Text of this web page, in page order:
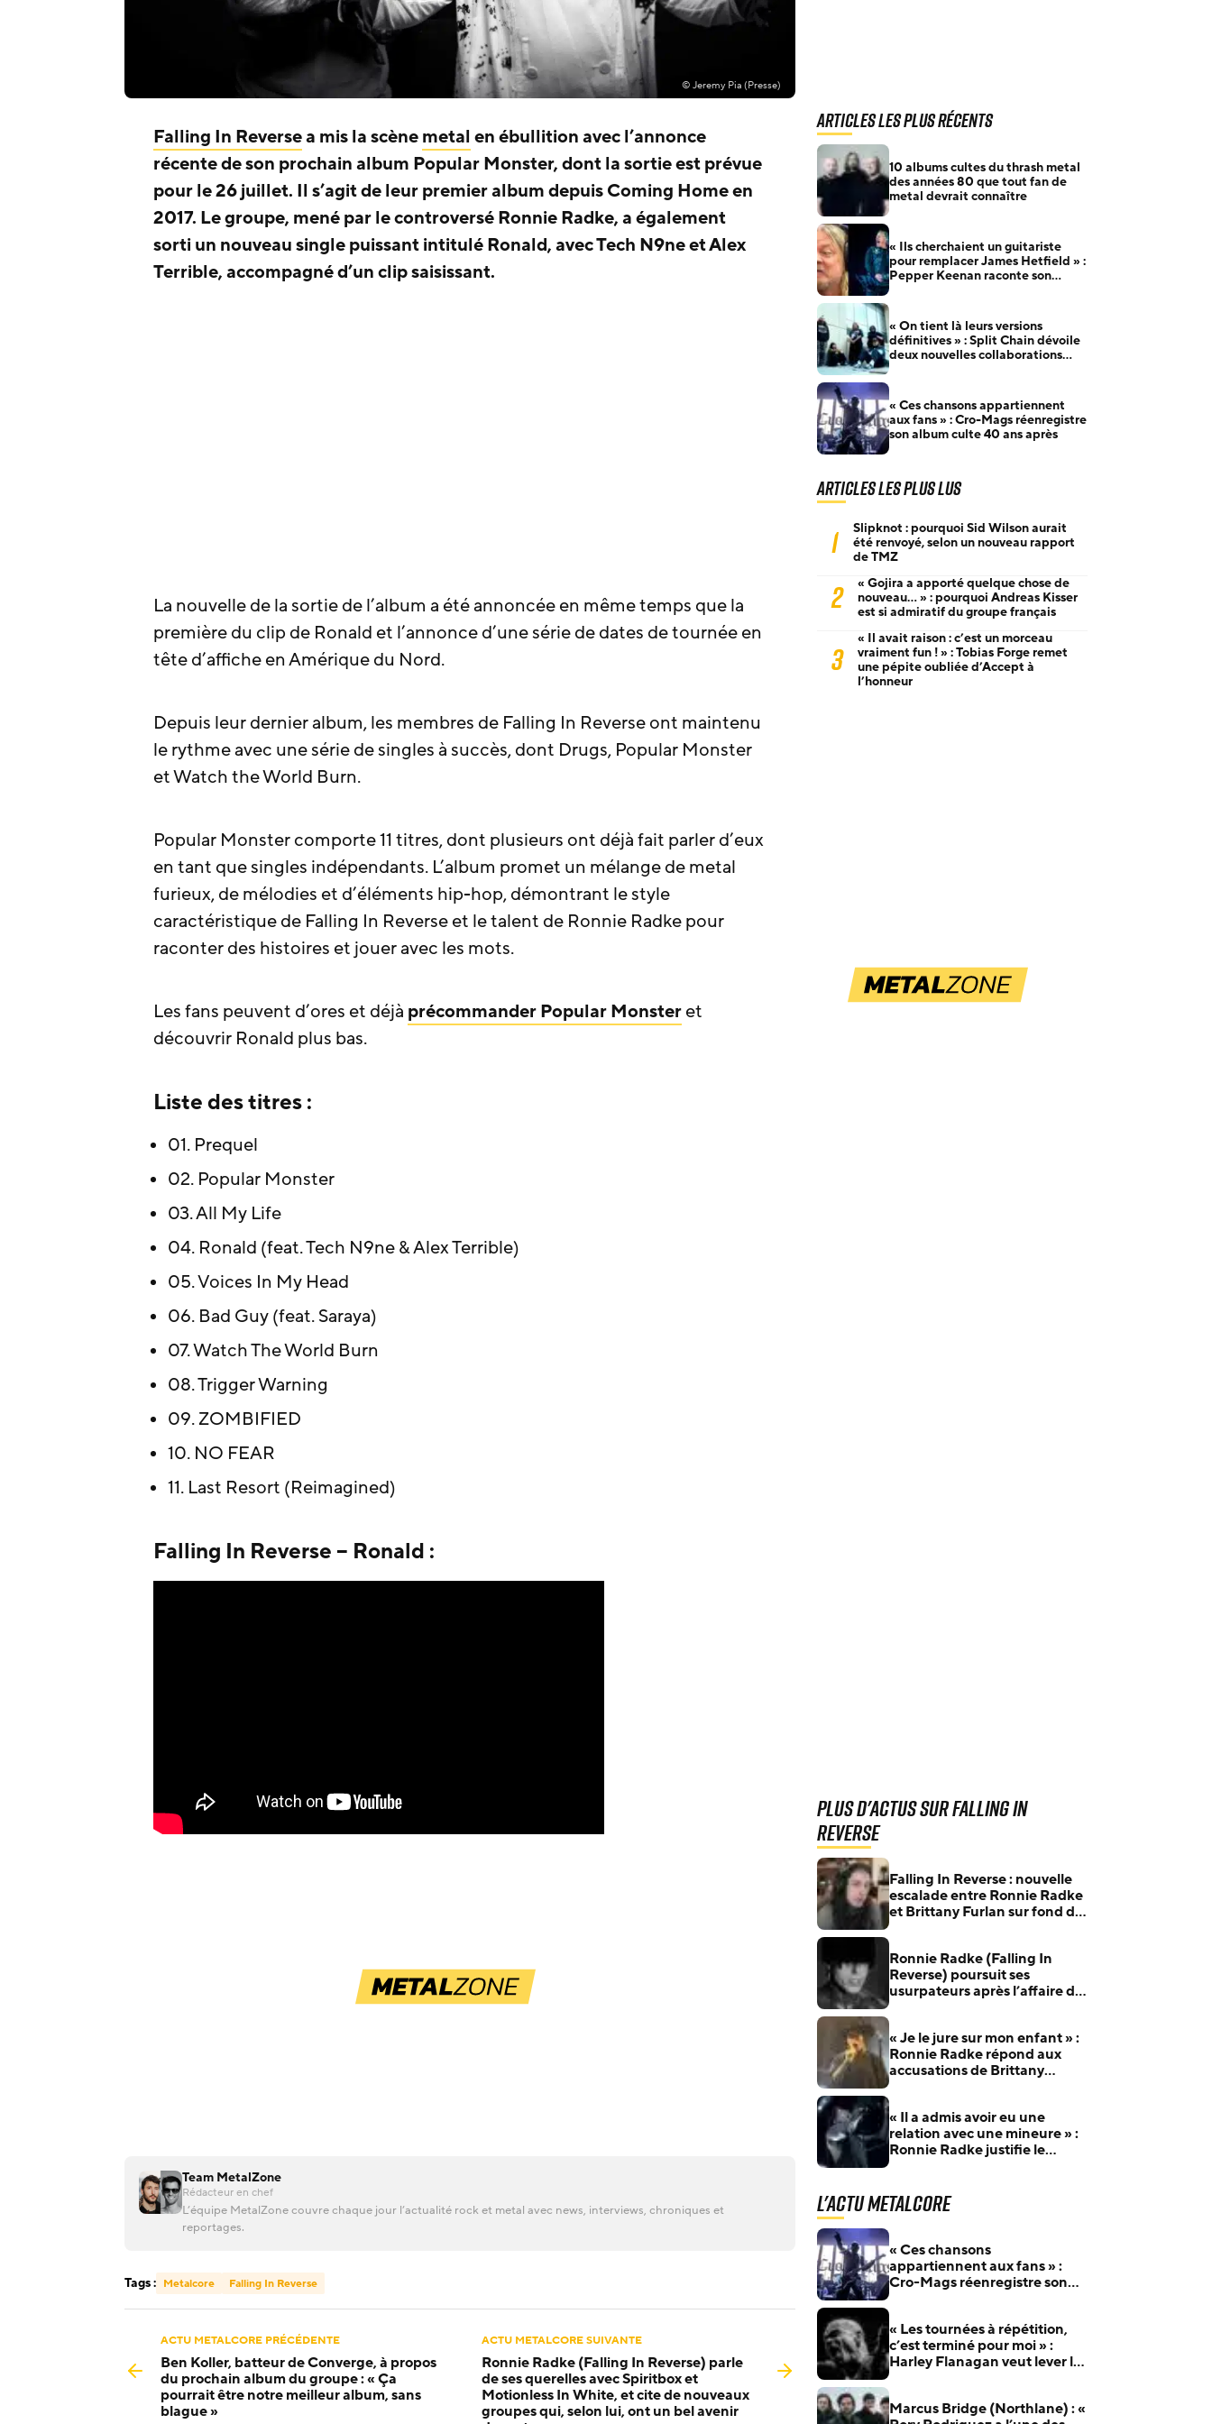
© Jeremy Pia (Presse)
Falling In Reversea mis la scènemetal en ébullition avec l’annonce
récente de son prochain album Popular Monster, dont la sortie est prévue
pour le 26 juillet. Il s’agit de leur premier album depuis Coming Home en
2017. Le groupe, mené par le controversé Ronnie Radke, a également
sorti un nouveau single puissant intitulé Ronald, avec Tech N9ne et Alex
Terrible, accompagné d’un clip saisissant.
La nouvelle de la sortie de l’album a été annoncée en même temps que la
première du clip de Ronald et l’annonce d’une série de dates de tournée en
tête d’affiche en Amérique du Nord.
Depuis leur dernier album, les membres de Falling In Reverse ont maintenu
le rythme avec une série de singles à succès, dont Drugs, Popular Monster
et Watch the World Burn.
Popular Monster comporte 11 titres, dont plusieurs ont déjà fait parler d’eux
en tant que singles indépendants. L’album promet un mélange de metal
furieux, de mélodies et d’éléments hip-hop, démontrant le style
caractéristique de Falling In Reverse et le talent de Ronnie Radke pour
raconter des histoires et jouer avec les mots.
Les fans peuvent d’ores et déjà précommander Popular Monsteret
découvrir Ronald plus bas.
Liste des titres :
01. Prequel
02. Popular Monster
03. All My Life
04. Ronald (feat. Tech N9ne & Alex Terrible)
05. Voices In My Head
06. Bad Guy (feat. Saraya)
07. Watch The World Burn
08. Trigger Warning
09. ZOMBIFIED
10. NO FEAR
11. Last Resort (Reimagined)
Falling In Reverse – Ronald :
Team MetalZone
Rédacteur en chef
L’équipe MetalZone couvre chaque jour l’actualité rock et metal avec news, interviews, chroniques et
reportages.
Tags : Metalcore Falling In Reverse
ACTU METALCORE PRÉCÉDENTE
Ben Koller, batteur de Converge, à propos
du prochain album du groupe : « Ça
pourrait être notre meilleur album, sans
blague »
ACTU METALCORE SUIVANTE
Ronnie Radke (Falling In Reverse) parle
de ses querelles avec Spiritbox et
Motionless In White, et cite de nouveaux
groupes qui, selon lui, ont un bel avenir
Articles les plus récents
10 albums cultes du thrash metal
des années 80 que tout fan de
metal devrait connaître
« Ils cherchaient un guitariste
pour remplacer James Hetfield » :
Pepper Keenan raconte son
« On tient là leurs versions
définitives » : Split Chain dévoile
deux nouvelles collaborations
« Ces chansons appartiennent
aux fans » : Cro-Mags réenregistre
son album culte 40 ans après
Articles les plus lus
1
Slipknot : pourquoi Sid Wilson aurait
été renvoyé, selon un nouveau rapport
de TMZ
2
« Gojira a apporté quelque chose de
nouveau… » : pourquoi Andreas Kisser
est si admiratif du groupe français
3
« Il avait raison : c’est un morceau
vraiment fun ! » : Tobias Forge remet
une pépite oubliée d’Accept à
l’honneur
Plus d'actus sur Falling In
Reverse
Falling In Reverse : nouvelle
escalade entre Ronnie Radke
et Brittany Furlan sur fond de
Ronnie Radke (Falling In
Reverse) poursuit ses
usurpateurs après l’affaire de
« Je le jure sur mon enfant » :
Ronnie Radke répond aux
accusations de Brittany
« Il a admis avoir eu une
relation avec une mineure » :
Ronnie Radke justifie le
L'actu Metalcore
« Ces chansons
appartiennent aux fans » :
Cro-Mags réenregistre son
« Les tournées à répétition,
c’est terminé pour moi » :
Harley Flanagan veut lever le
Marcus Bridge (Northlane) : «